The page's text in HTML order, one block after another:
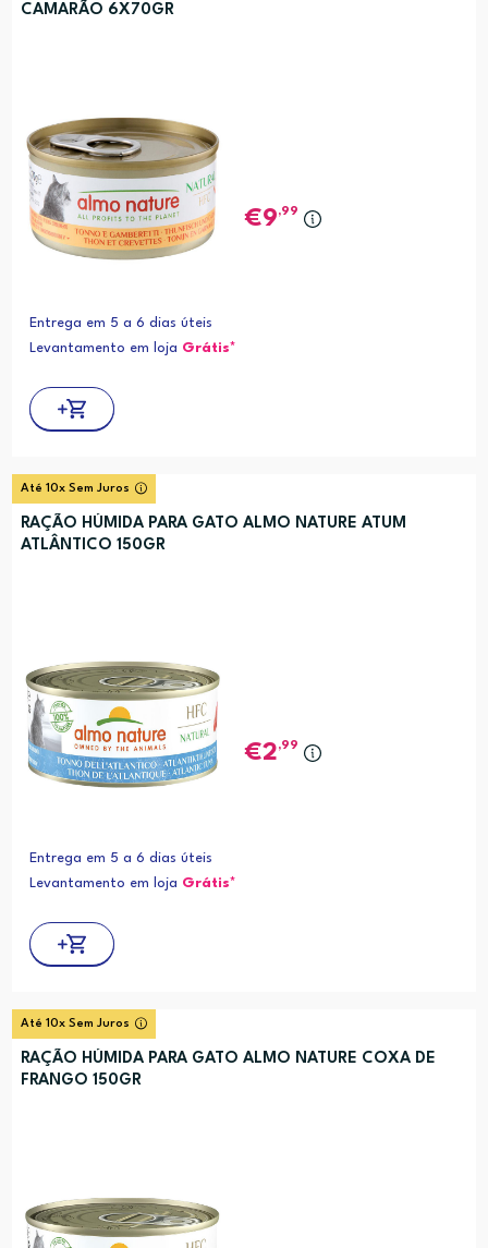
CAMARÃO 6X70GR
9,99
Entrega em 5 a 6 dias úteis
Levantamento em loja Grátis*
Até 10x Sem Juros
RAÇÃO HÚMIDA PARA GATO ALMO NATURE ATUM
ATLÂNTICO 150GR
2,99
Entrega em 5 a 6 dias úteis
Levantamento em loja Grátis*
Até 10x Sem Juros
RAÇÃO HÚMIDA PARA GATO ALMO NATURE COXA DE
FRANGO 150GR